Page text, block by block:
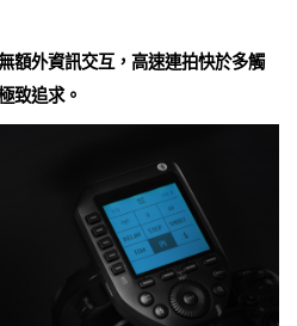
額外資訊交互，高速連拍快於多觸
致追求。